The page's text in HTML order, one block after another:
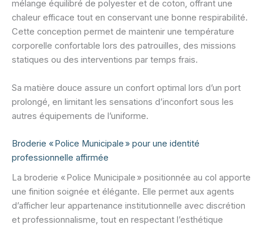
mélange équilibré de polyester et de coton, offrant une
chaleur efficace tout en conservant une bonne respirabilité.
Cette conception permet de maintenir une température
corporelle confortable lors des patrouilles, des missions
statiques ou des interventions par temps frais.
Sa matière douce assure un confort optimal lors d’un port
prolongé, en limitant les sensations d’inconfort sous les
autres équipements de l’uniforme.
Broderie « Police Municipale » pour une identité
professionnelle affirmée
La broderie « Police Municipale » positionnée au col apporte
une finition soignée et élégante. Elle permet aux agents
d’afficher leur appartenance institutionnelle avec discrétion
et professionnalisme, tout en respectant l’esthétique